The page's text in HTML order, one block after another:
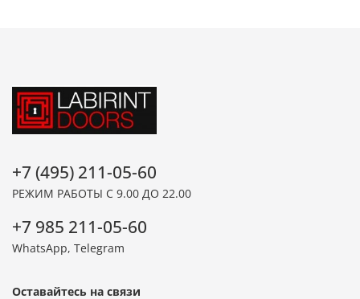
+7 (495) 211-05-60
РЕЖИМ РАБОТЫ С 9.00 ДО 22.00
+7 985 211-05-60
WhatsApp, Telegram
Оставайтесь на связи